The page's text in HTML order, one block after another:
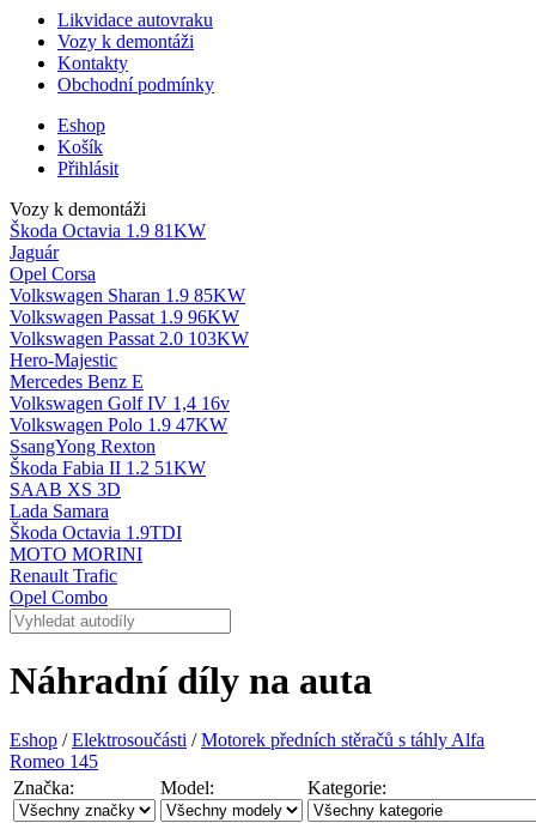
Likvidace autovraku
Vozy k demontáži
Kontakty
Obchodní podmínky
Eshop
Košík
Přihlásit
Vozy k demontáži
Škoda Octavia 1.9 81KW
Jaguár
Opel Corsa
Volkswagen Sharan 1.9 85KW
Volkswagen Passat 1.9 96KW
Volkswagen Passat 2.0 103KW
Hero-Majestic
Mercedes Benz E
Volkswagen Golf IV 1,4 16v
Volkswagen Polo 1.9 47KW
SsangYong Rexton
Škoda Fabia II 1.2 51KW
SAAB XS 3D
Lada Samara
Škoda Octavia 1.9TDI
MOTO MORINI
Renault Trafic
Opel Combo
Náhradní díly na auta
Eshop /Elektrosoučásti /Motorek předních stěračů s táhly Alfa
Romeo 145
Značka:
Model: Kategorie: